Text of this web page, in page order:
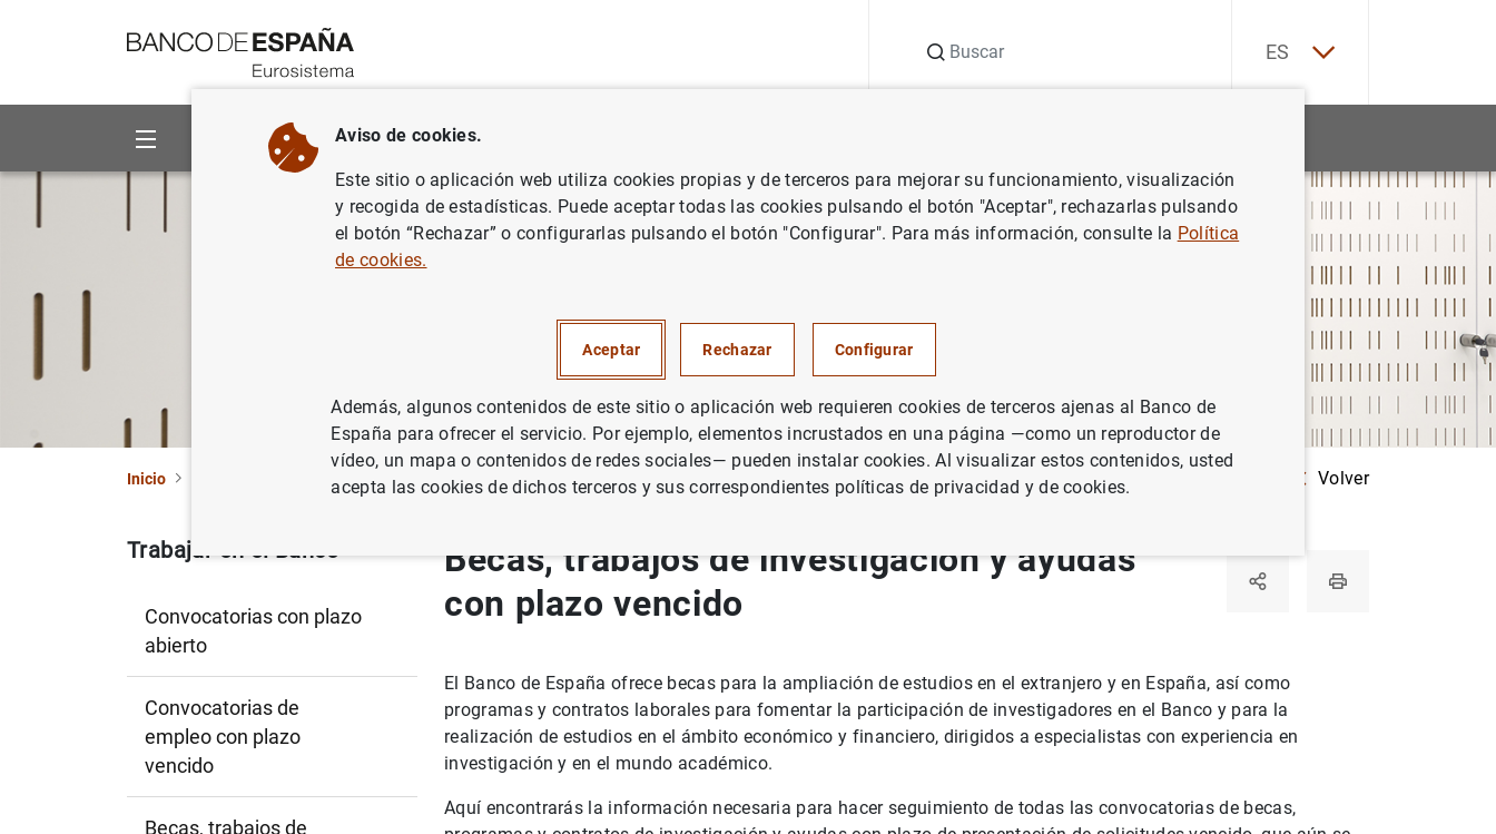
ES
Sobre el Banco Áreas de actuación
Inicio Trabajar en el Banco Volver
Trabajar en el Banco
Convocatorias con plazo
abierto
Convocatorias de
empleo con plazo
vencido
Becas, trabajos de
Becas, trabajos de investigación y ayudas
con plazo vencido
El Banco de España ofrece becas para la ampliación de estudios en el extranjero y en España, así como
programas y contratos laborales para fomentar la participación de investigadores en el Banco y para la
realización de estudios en el ámbito económico y financiero, dirigidos a especialistas con experiencia en
investigación y en el mundo académico.
Aquí encontrarás la información necesaria para hacer seguimiento de todas las convocatorias de becas,
Aviso de cookies.
Este sitio o aplicación web utiliza cookies propias y de terceros para mejorar su funcionamiento, visualización
y recogida de estadísticas. Puede aceptar todas las cookies pulsando el botón "Aceptar", rechazarlas pulsando
el botón “Rechazar” o configurarlas pulsando el botón "Configurar". Para más información, consulte la Política
de cookies.
Aceptar Rechazar Configurar
Además, algunos contenidos de este sitio o aplicación web requieren cookies de terceros ajenas al Banco de
España para ofrecer el servicio. Por ejemplo, elementos incrustados en una página —como un reproductor de
vídeo, un mapa o contenidos de redes sociales— pueden instalar cookies. Al visualizar estos contenidos, usted
acepta las cookies de dichos terceros y sus correspondientes políticas de privacidad y de cookies.